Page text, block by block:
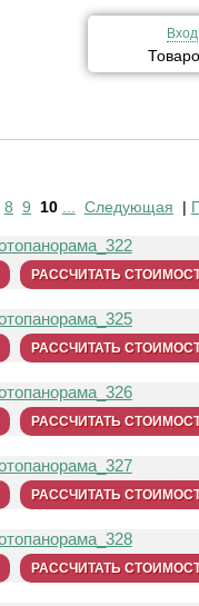
Вход
8 9 10 Следующая |
РАССЧИТАТЬ
РАССЧИТАТЬ
РАССЧИТАТЬ
РАССЧИТАТЬ
РАССЧИТАТЬ